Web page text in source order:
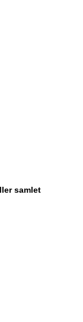
samlet